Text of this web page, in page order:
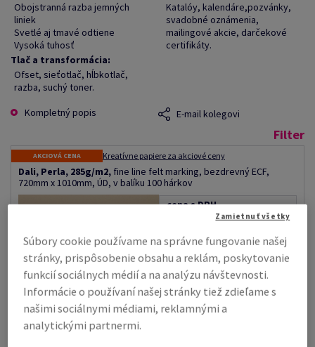
Obojstranná razba jemných
liniek
Svetlé aj tmavé odtiene
Vysoká tuhosť
Tlač a transformácia:
Ofset, sieťotlač, hĺbkotlač,
razba, suchý toner.
Katalóy, kalendáre,pozvánky,
svadobné oznámenia,
mailingové akcie, darčekové
certifikáty.
Kompletný popis E-mail kolegovi
Filter
AKCIOVÁ CENA Kreatívne papiere za akciové ceny
Dali, Perla, 285g/m2, fine line felt marking, bezdrevný ECF,
720mm x 1010mm, ÚD, v balíku 100 hárkov
cena s DPH
47,73% ZĽAVA
Akciová cena vrátane DPH
€ 940,41
za 1 000 hárok
(207 kg )
DODANIE Z EXTERNÉHO
SKLADU
Súbory cookie používame na správne fungovanie našej
stránky, prispôsobenie obsahu a reklám, poskytovanie
funkcií sociálnych médií a na analýzu návštevnosti.
Informácie o používaní našej stránky tiež zdieľame s
našimi sociálnymi médiami, reklamnými a
analytickými partnermi.
Zamietnuť všetky